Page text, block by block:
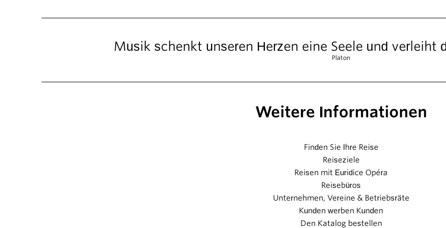
Musik schenkt unseren Herzen eine Seele und verleiht
Platon
Weitere Informationen
Finden Sie Ihre Reise
Reiseziele
Reisen mit Euridice Opéra
Reisebüros
Unternehmen, Vereine & Betriebsräte
Kunden werben Kunden
Den Katalog bestellen